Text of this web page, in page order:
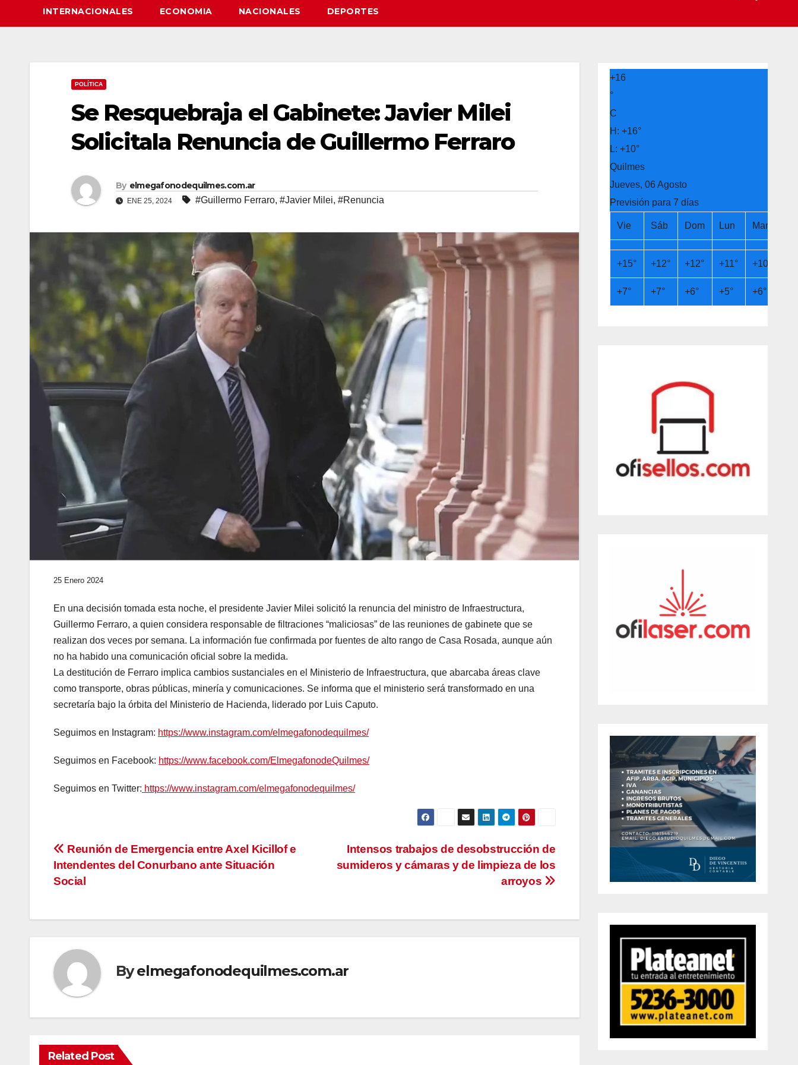
INTERNACIONALES ECONOMIA NACIONALES DEPORTES
POLÍTICA
Se Resquebraja el Gabinete: Javier Milei
Solicitala Renuncia de Guillermo Ferraro
By elmegafonodequilmes.com.ar
ENE 25, 2024 #Guillermo Ferraro, #Javier Milei, #Renuncia
25 Enero 2024
En una decisión tomada esta noche, el presidente Javier Milei solicitó la renuncia del ministro de Infraestructura,
Guillermo Ferraro, a quien considera responsable de filtraciones “maliciosas” de las reuniones de gabinete que se
realizan dos veces por semana. La información fue confirmada por fuentes de alto rango de Casa Rosada, aunque aún
no ha habido una comunicación oficial sobre la medida.
La destitución de Ferraro implica cambios sustanciales en el Ministerio de Infraestructura, que abarcaba áreas clave
como transporte, obras públicas, minería y comunicaciones. Se informa que el ministerio será transformado en una
secretaría bajo la órbita del Ministerio de Hacienda, liderado por Luis Caputo.
Seguimos en Instagram: https://www.instagram.com/elmegafonodequilmes/
Seguimos en Facebook: https://www.facebook.com/ElmegafonodeQuilmes/
Seguimos en Twitter: https://www.instagram.com/elmegafonodequilmes/
Navegación
de
Intensos trabajos de desobstrucción de
sumideros y cámaras y de limpieza de los
arroyos
Reunión de Emergencia entre Axel Kicillof e
Intendentes del Conurbano ante Situación
Social
Byelmegafonodequilmes.com.ar
Related Post
+16
°
C
H: +16°
L: +10°
Quilmes
Jueves, 06 Agosto
Previsión para 7 días
Vie Sáb Dom Lun Mar
+15° +12° +12° +11° +10°
+7° +7° +6° +5° +6°